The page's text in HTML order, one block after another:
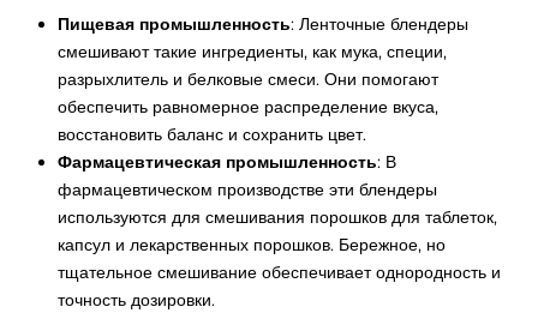
Пищевая промышленность: Ленточные блендеры
смешивают такие ингредиенты, как мука, специи,
разрыхлитель и белковые смеси. Они помогают
обеспечить равномерное распределение вкуса,
восстановить баланс и сохранить цвет.
Фармацевтическая промышленность: В
фармацевтическом производстве эти блендеры
используются для смешивания порошков для таблеток,
капсул и лекарственных порошков. Бережное, но
тщательное смешивание обеспечивает однородность и
точность дозировки.